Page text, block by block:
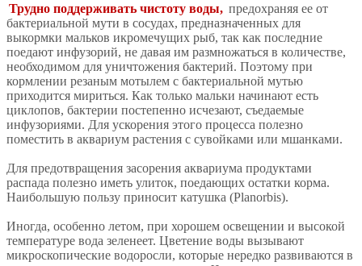
Трудно поддерживать чистоту воды, предохраняя ее от
бактериальной мути в сосудах, предназначенных для
выкормки мальков икромечущих рыб, так как последние
поедают инфузорий, не давая им размножаться в количестве,
необходимом для уничтожения бактерий. Поэтому при
кормлении резаным мотылем с бактериальной мутью
приходится мириться. Как только мальки начинают есть
циклопов, бактерии постепенно исчезают, съедаемые
инфузориями. Для ускорения этого процесса полезно
поместить в аквариум растения с сувойками или мшанками.
Для предотвращения засорения аквариума продуктами
распада полезно иметь улиток, поедающих остатки корма.
Наибольшую пользу приносит катушка (Planorbis).
Иногда, особенно летом, при хорошем освещении и высокой
температуре вода зеленеет. Цветение воды вызывают
микроскопические водоросли, которые нередко развиваются в